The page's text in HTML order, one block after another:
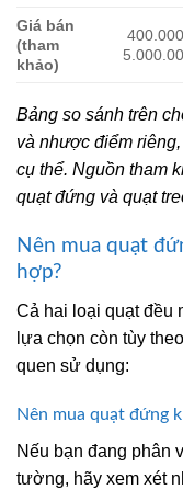
Giá bán
(tham
khảo)
Bảng so sánh trên
và nhược điểm
cụ thể. Nguồn tham
quạt đứng và quạt
Nên mua quạt
hợp?
Cả hai loại quạt đều
lựa chọn còn tùy
quen sử dụng:
Nên mua quạt đứng
Nếu bạn đang phân
tường, hãy xem xét